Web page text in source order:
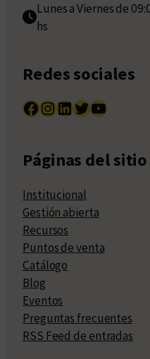
Lunes a Viernes de
hs
Redes sociales
Facebook InstagramLinkedIn Twitter YouTube
Páginas del sitio
Institucional
Gestión abierta
Recursos
Puntos de venta
Catálogo
Blog
Eventos
Preguntas frecuentes
RSS Feed de entradas